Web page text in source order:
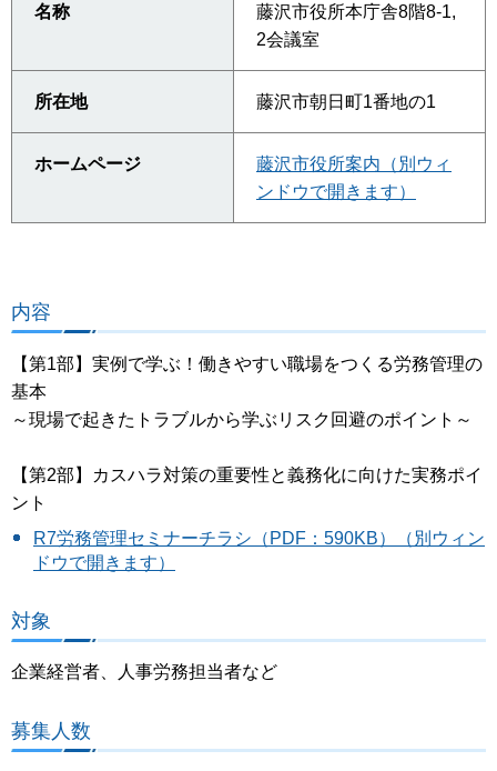
名称
藤沢市役所本庁舎8階8-1,
2会議室
所在地 藤沢市朝日町1番地の1
ホームページ
藤沢市役所案内（別ウィ
ンドウで開きます）
内容
【第1部】実例で学ぶ！働きやすい職場をつくる労務管理の
基本
～現場で起きたトラブルから学ぶリスク回避のポイント～
【第2部】カスハラ対策の重要性と義務化に向けた実務ポイ
ント
R7労務管理セミナーチラシ（PDF：590KB）（別ウィン
ドウで開きます）
対象
企業経営者、人事労務担当者など
募集人数